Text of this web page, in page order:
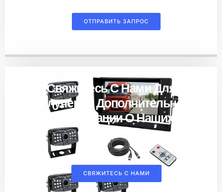
ОТПРАВИТЬ ЗАПРОС
Свяжитесь С Нами Для
Получения Дополнительной
Информации О Наших
Продуктах
СВЯЖИТЕСЬ С НАМИ